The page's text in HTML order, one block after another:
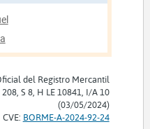
del Registro Mercantil
S 8, H LE 10841, I/A 10
(03/05/2024)
CVE: BORME-A-2024-92-24